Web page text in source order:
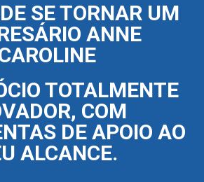
SE TORNAR UM
ANNE
TOTALMENTE
COM
DE APOIO AO
ALCANCE.